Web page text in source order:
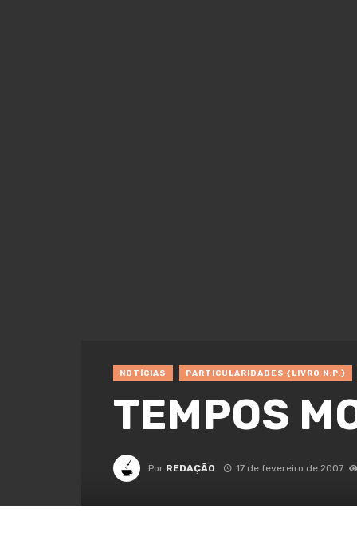
NOTÍCIAS PARTICULARIDADES {LIVRO N.P.}
TEMPOS
Por REDAÇÃO 17 de fevereiro de 2007